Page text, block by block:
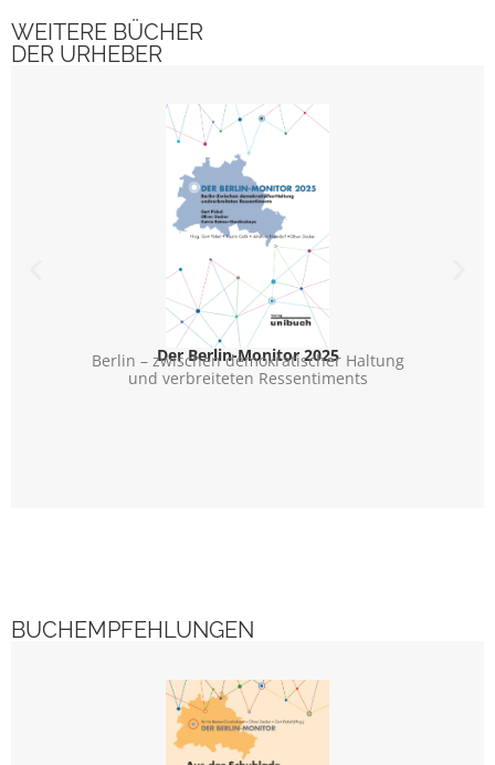
WEITERE BÜCHER
DER URHEBER
Der Berlin-Monitor 2025
Berlin – zwischen demokratischer Haltung
und verbreiteten Ressentiments
BUCHEMPFEHLUNGEN